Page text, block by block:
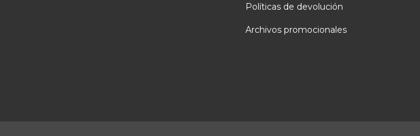
Políticas de devolución
Archivos promocionales